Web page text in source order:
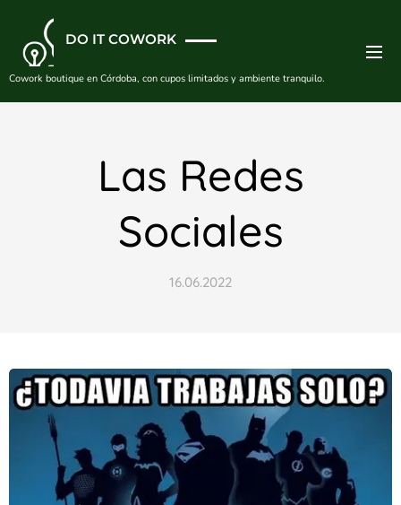
DO IT COWORK
Cowork boutique en Córdoba, con cupos limitados y ambiente tranquilo.
Las Redes
Sociales
16.06.2022